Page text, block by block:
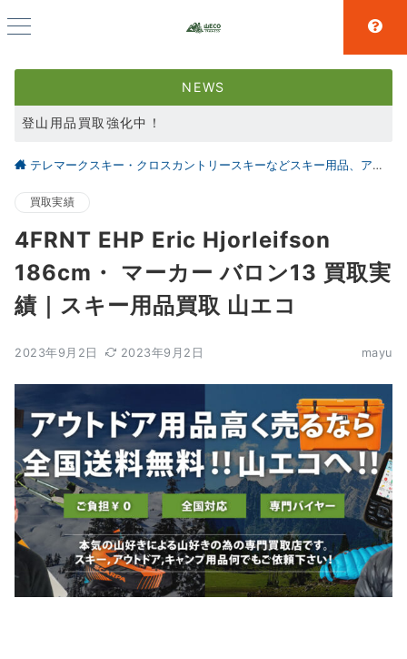
NEWS
登山用品買取強化中！
スキー用品買取強化中！
テレマークスキー・クロスカントリースキーなどスキー用品、アウトドア、キャンプ用品の買取なら仙台の【山とエコ】
買取実績
4FRNT EHP Eric Hjorleifson
186cm・ マーカー バロン13 買取実
績｜スキー用品買取 山エコ
2023年9月2日 2023年9月2日 mayu